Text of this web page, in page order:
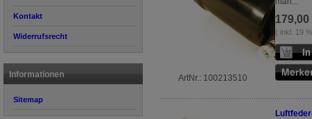
Kontakt
Widerrufsrecht
Informationen
Sitemap
ArtNr.: 100213510
( inkl. 19